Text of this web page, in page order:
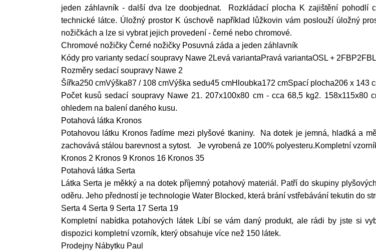
jeden záhlavník - další dva lze doobjednat. Rozkládací plocha K zajištění pohodlí
technické látce. Úložný prostor K úschově například lůžkovin vám poslouží úložný
nožičkách a lze si vybrat jejich provedení - černé nebo chromové.
Chromové nožičky Černé nožičky Posuvná záda a jeden záhlavník
Kódy pro varianty sedací soupravy Nawe 2Levá variantaPravá variantaOSL +
Rozměry sedací soupravy Nawe 2
Šířka250 cmVýška87 / 108 cmVýška sedu45 cmHloubka172 cmSpací plocha206 x 143
Počet kusů sedací soupravy Nawe 21. 207x100x80 cm - cca 68,5 kg2.
ohledem na balení daného kusu.
Potahová látka Kronos
Potahovou látku Kronos řadíme mezi plyšové tkaniny. Na dotek je jemná, hladká a
zachovává stálou barevnost a sytost. Je vyrobená ze 100% polyesteru.Kompletní
Kronos 2 Kronos 9 Kronos 16 Kronos 35
Potahová látka Serta
Látka Serta je měkký a na dotek příjemný potahový materiál. Patří do skupiny
oděru. Jeho předností je technologie Water Blocked, která brání vstřebávání tekutin do
Serta 4 Serta 9 Serta 17 Serta 19
Kompletní nabídka potahových látek Líbí se vám daný produkt, ale rádi by jste si
dispozici kompletní vzorník, který obsahuje více než 150 látek.
Prodejny Nábytku Paul